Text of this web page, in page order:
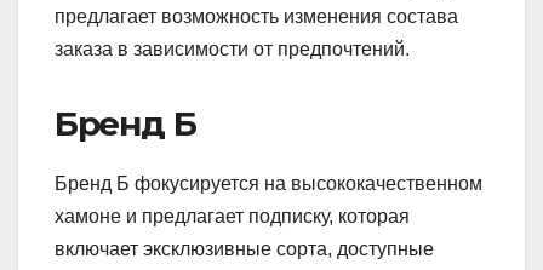
предлагает возможность изменения состава
заказа в зависимости от предпочтений.
Бренд Б
Бренд Б фокусируется на высококачественном
хамоне и предлагает подписку, которая
включает эксклюзивные сорта, доступные